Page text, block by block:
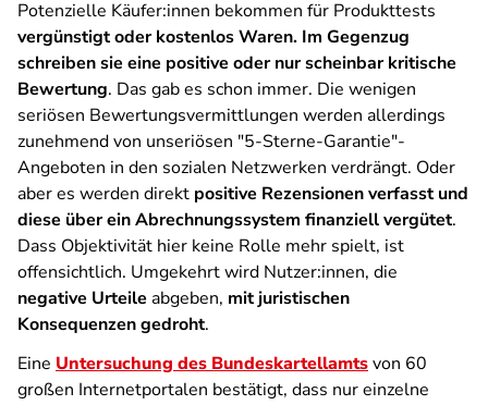
Potenzielle Käufer:innen bekommen für Produkttests
vergünstigt oder kostenlos Waren. Im Gegenzug
schreiben sie eine positive oder nur scheinbar kritische
Bewertung. Das gab es schon immer. Die wenigen
seriösen Bewertungsvermittlungen werden allerdings
zunehmend von unseriösen "5-Sterne-Garantie"-
Angeboten in den sozialen Netzwerken verdrängt. Oder
aber es werden direkt positive Rezensionen verfasst und
diese über ein Abrechnungssystem finanziell vergütet.
Dass Objektivität hier keine Rolle mehr spielt, ist
offensichtlich. Umgekehrt wird Nutzer:innen, die
negative Urteile abgeben, mit juristischen
Konsequenzen gedroht.
Eine Untersuchung des Bundeskartellamtsvon 60
großen Internetportalen bestätigt, dass nur einzelne